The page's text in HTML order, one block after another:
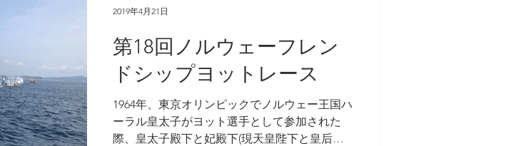
第18回ノルウェーフレン
ドシップヨットレース
1964年、東京オリンピックでノルウェー王国ハ
ーラル皇太子がヨット選手として参加された
際、皇太子殿下と妃殿下(現天皇陛下と皇后陛
2019年4月21日